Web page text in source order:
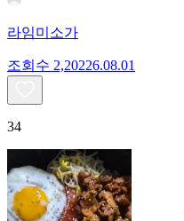
라임미소가
조회수 2,20226.08.01
34